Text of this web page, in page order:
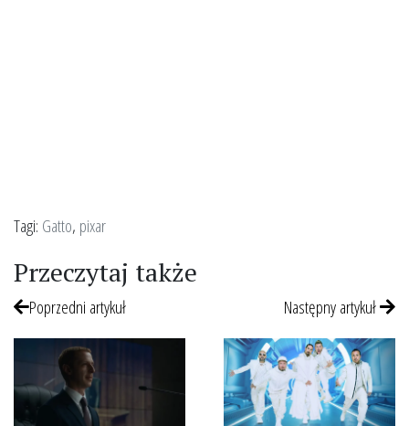
Tagi: Gatto, pixar
Przeczytaj także
Poprzedni artykuł Następny artykuł